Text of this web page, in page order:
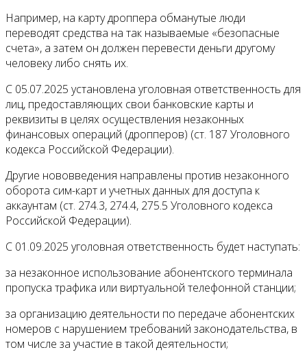
Например, на карту дроппера обманутые люди
переводят средства на так называемые «безопасные
счета», а затем он должен перевести деньги другому
человеку либо снять их.
С 05.07.2025 установлена уголовная ответственность для
лиц, предоставляющих свои банковские карты и
реквизиты в целях осуществления незаконных
финансовых операций (дропперов) (ст. 187 Уголовного
кодекса Российской Федерации).
Другие нововведения направлены против незаконного
оборота сим-карт и учетных данных для доступа к
аккаунтам (ст. 274.3, 274.4, 275.5 Уголовного кодекса
Российской Федерации).
С 01.09.2025 уголовная ответственность будет наступать:
за незаконное использование абонентского терминала
пропуска трафика или виртуальной телефонной станции;
за организацию деятельности по передаче абонентских
номеров с нарушением требований законодательства, в
том числе за участие в такой деятельности;